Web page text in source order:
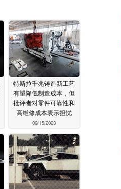
特斯拉千兆铸造新工艺
有望降低制造成本，但
批评者对零件可靠性和
高维修成本表示担忧
09/15/2023